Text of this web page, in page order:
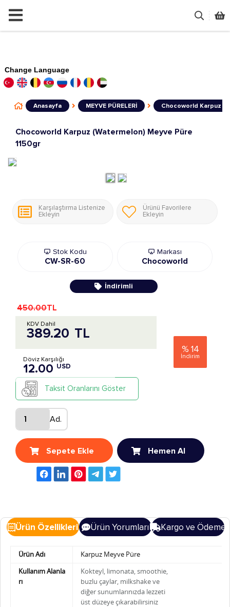
Change Language
Anasayfa MEYVE PÜRELERİ Chocoworld Karpuz
Chocoworld Karpuz (Watermelon) Meyve Püre
1150gr
Karşılaştırma Listenize
Ekleyin
Ürünü Favorilere
Ekleyin
Stok Kodu
CW-SR-60
Markası
Chocoworld
İndirimli
% 14
İndirim
450.00TL
389.20 TL
KDV Dahil
Döviz Karşılığı
12.00 USD
Taksit Oranlarını Göster
Ad.
Sepete Ekle Hemen Al
Ürün Özellikleri Ürün Yorumları Kargo ve Ödeme
Ürün Adı
Karpuz Meyve Püre
Kullanım Alanla
rı
Kokteyl, limonata, smoothie,
buzlu çaylar, milkshake ve
diğer sunumlarınızdalezzeti
üst düzeye çıkarabilirsiniz